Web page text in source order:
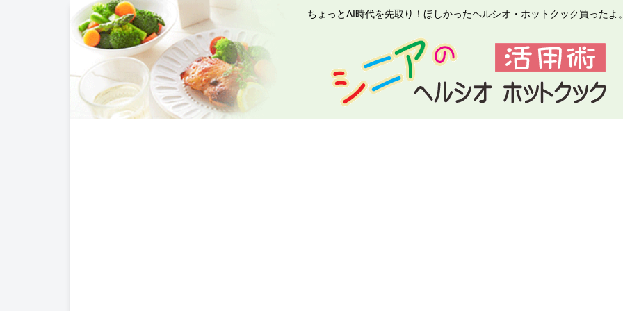
ちょっとAI時代を先取り！ほしかったヘルシオ・ホットクック買ったよ